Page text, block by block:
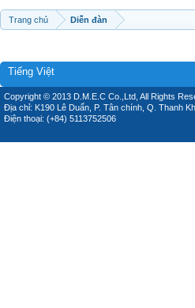
Trang chủ Diễn đàn
Tiếng Việt
Copyright © 2013 D.M.E.C Co.,Ltd, All Rights
Địa chỉ: K190 Lê Duẩn, P. Tân chính, Q. Thanh
Điện thoại: (+84) 5113752506